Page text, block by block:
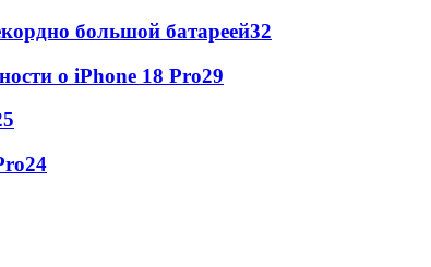
большой батареей32
о iPhone 18 Pro29
24